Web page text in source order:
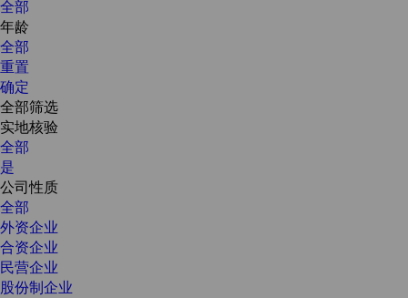
全部
年龄
全部
重置
确定
全部筛选
实地核验
全部
是
公司性质
全部
外资企业
合资企业
民营企业
股份制企业